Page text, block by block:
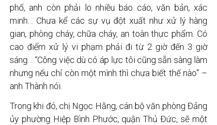
phố, anh còn phải lo nhiều báo cáo, văn bản, xác
minh… Chưa kể các sự vụ đột xuất như xử lý hàng
gian, phòng cháy, chữa cháy, an toàn thực phẩm. Có
cao điểm xử lý vi phạm phải đi từ 2 giờ đến 3 giờ
sáng… “Công việc dù có áp lực tôi cũng sẵn sàng làm
nhưng nếu chỉ còn một mình thì chưa biết thế nào” –
anh Thành nói.
Trong khi đó, chị Ngọc Hằng, cán bộ văn phòng Đảng
ủy phường Hiệp Bình Phước, quận Thủ Đức, sẽ một